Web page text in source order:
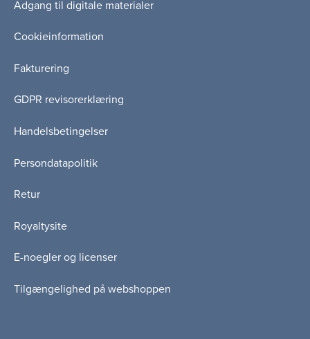
Adgang til digitale materialer
Cookieinformation
Fakturering
GDPR revisorerklæring
Handelsbetingelser
Persondatapolitik
Retur
Royaltysite
E-noegler og licenser
Tilgængelighed på webshoppen